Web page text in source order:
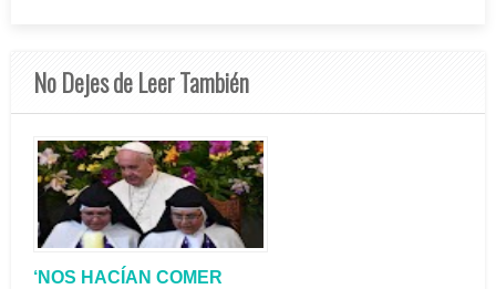
No Dejes de Leer También
‘NOS HACÍAN COMER